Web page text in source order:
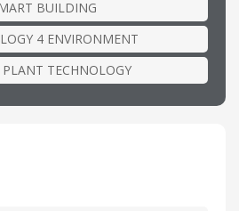
BUILDING
4 ENVIRONMENT
TECHNOLOGY